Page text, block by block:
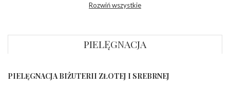
KAMIENIE
Rozwiń wszystkie
PIELĘGNACJA
PIELĘGNACJA BIŻUTERII ZŁOTEJ I SREBRNEJ